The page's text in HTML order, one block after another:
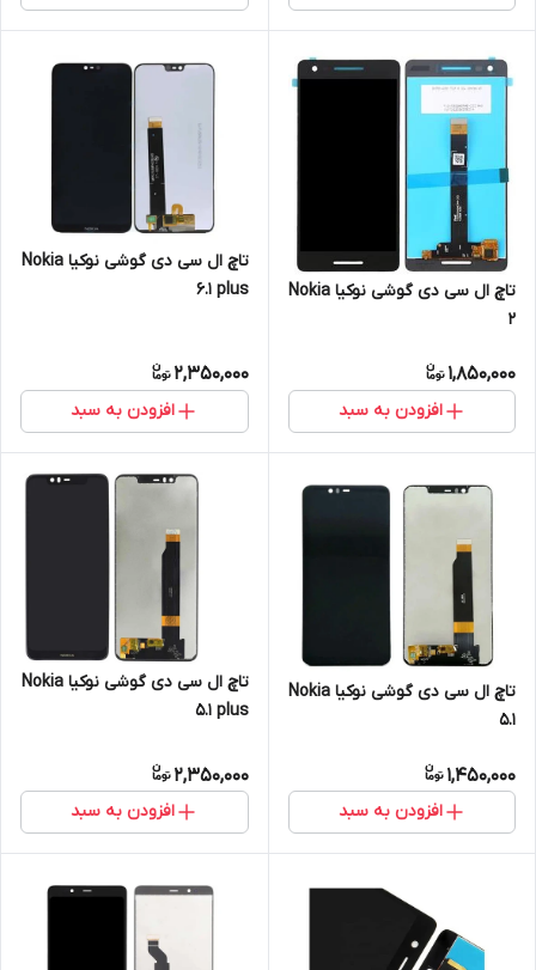
تاچ ال سی دی گوشی نوکیا Nokia
2
1,850,000
افزودن به سبد
تاچ ال سی دی گوشی نوکیا Nokia
6.1 plus
2,350,000
افزودن به سبد
تاچ ال سی دی گوشی نوکیا Nokia
5.1
1,450,000
افزودن به سبد
تاچ ال سی دی گوشی نوکیا Nokia
5.1 plus
2,350,000
افزودن به سبد